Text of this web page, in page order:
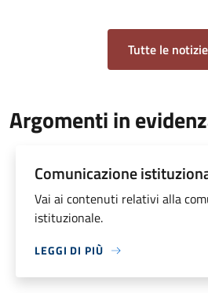
Tutte le notizie
Argomenti in
Comunicazione
Vai ai contenuti relativi alla
istituzionale.
LEGGI DI PIÙ